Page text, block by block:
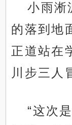
小雨淅
的落到地
正道站在
川步三人
“这次